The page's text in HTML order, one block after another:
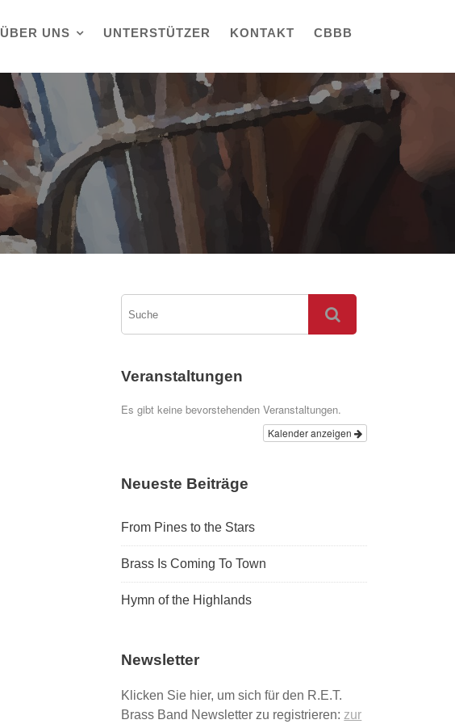
ÜBER UNS UNTERSTÜTZER KONTAKT CBBB
Veranstaltungen
Es gibt keine bevorstehenden Veranstaltungen.
Kalender anzeigen
Neueste Beiträge
From Pines to the Stars
Brass Is Coming To Town
Hymn of the Highlands
Newsletter
Klicken Sie hier, um sich für den R.E.T.
Brass Band Newsletter zu registrieren: zur